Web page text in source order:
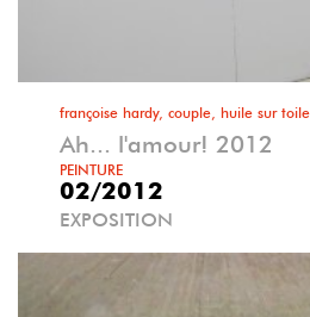
françoise hardy, couple, huile sur toile
Ah... l'amour! 2012
PEINTURE
02/2012
EXPOSITION